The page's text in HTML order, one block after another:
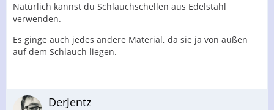
Natürlich kannst du Schlauchschellen aus Edelstahl
verwenden.
Es ginge auch jedes andere Material, da sie ja von außen
auf dem Schlauch liegen.
DerJentz